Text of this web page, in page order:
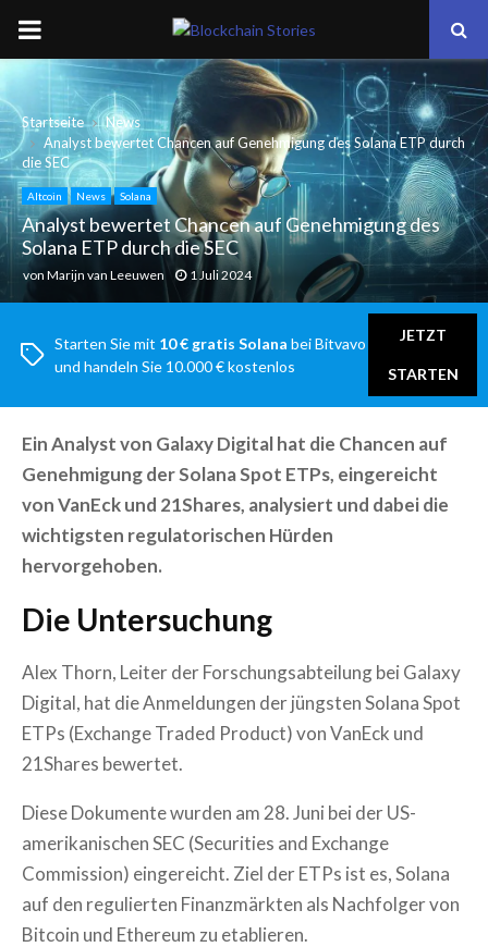
PRIMARY
MENU
Startseite
News
Analyst bewertet Chancen auf Genehmigung des Solana ETP durch
die SEC
Altcoin News Solana
Analyst bewertet Chancen auf Genehmigung des
Solana ETP durch die SEC
von Marijn van Leeuwen 1 Juli 2024
Starten Sie mit 10 € gratis Solana bei Bitvavo
und handeln Sie 10.000 € kostenlos
JETZT
STARTEN
Ein Analyst von Galaxy Digital hat die Chancen auf
Genehmigung der Solana Spot ETPs, eingereicht
von VanEck und 21Shares, analysiert und dabei die
wichtigsten regulatorischen Hürden
hervorgehoben.
Die Untersuchung
Alex Thorn, Leiter der Forschungsabteilung bei Galaxy
Digital, hat die Anmeldungen der jüngsten Solana Spot
ETPs (Exchange Traded Product) von VanEck und
21Shares bewertet.
Diese Dokumente wurden am 28. Juni bei der US-
amerikanischen SEC (Securities and Exchange
Commission) eingereicht. Ziel der ETPs ist es, Solana
auf den regulierten Finanzmärkten als Nachfolger von
Bitcoin und Ethereum zu etablieren.